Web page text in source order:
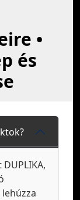
•
és